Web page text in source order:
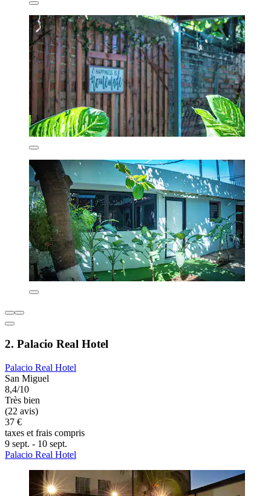
2. Palacio Real Hotel
Palacio Real Hotel
San Miguel
8,4/10
Très bien
(22 avis)
37 €
taxes et frais compris
9 sept. - 10 sept.
Palacio Real Hotel